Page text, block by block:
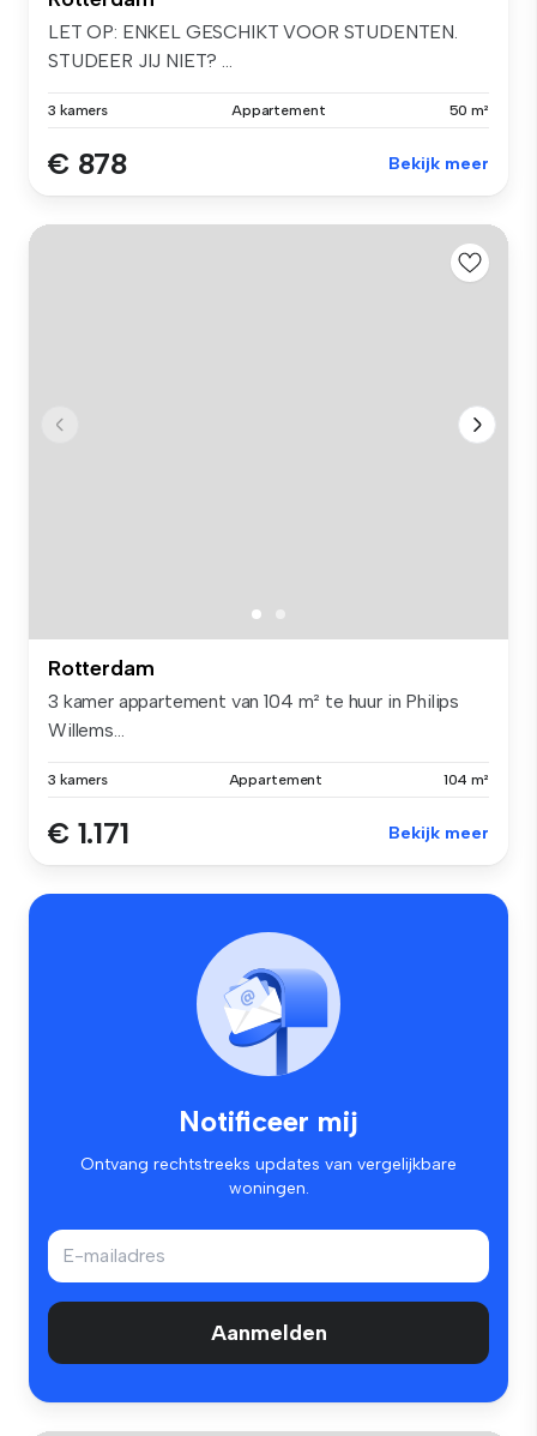
LET OP: ENKEL GESCHIKT VOOR STUDENTEN.
STUDEER JIJ NIET? ...
3 kamers Appartement 50 m²
€ 878 Bekijk meer
Rotterdam
3 kamer appartement van 104 m² te huur in Philips
Willems...
3 kamers Appartement 104 m²
€ 1.171 Bekijk meer
Notificeer mij
Ontvang rechtstreeks updates van vergelijkbare
woningen.
Aanmelden